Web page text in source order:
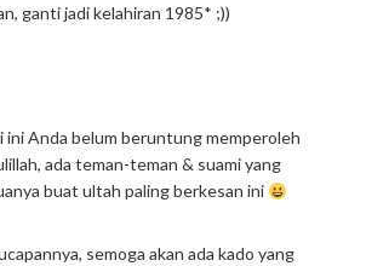
ganti jadi kelahiran 1985* ;))
ini Anda belum beruntung memperoleh
ada teman-teman & suami yang
buat ultah paling berkesan ini
semoga akan ada kado yang